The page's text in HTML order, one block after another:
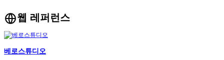
웹 레퍼런스
베로스튜디오